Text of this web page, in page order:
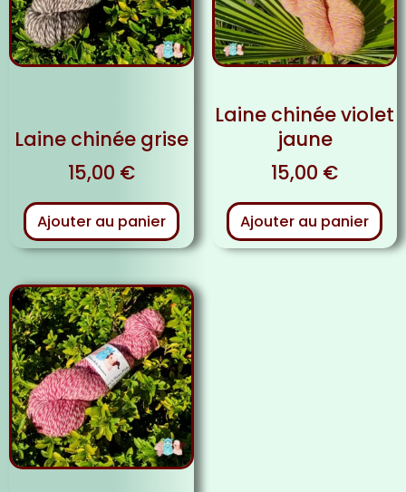
Laine chinée grise
15,00 €
Ajouter au panier
Laine chinée violet
jaune
15,00 €
Ajouter au panier